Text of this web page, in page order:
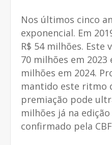
Nos últimos cinco
exponencial. Em
R$ 54 milhões. Este
70 milhões em 2023
milhões em 2024.
mantido este ritmo
premiação pode
milhões já na
confirmado pela